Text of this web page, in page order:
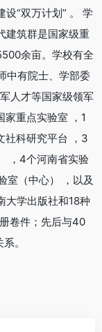
设“双万计划” 。 学
建筑群是国家级重
余亩。学校有全
中有院士、学部委
人才等国家级领军
重点实验室 ，1
社科研究平台 ，3
，4个河南省实验
室（中心） ，以及
大学出版社和18种
卷件；先后与40
。